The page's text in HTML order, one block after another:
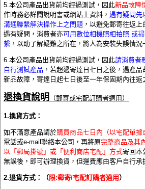
5.本公司產品出貨前均經過測試，因此新品故障
作時務必詳閱說明書或網站上資料， 遇有疑問先
溝通聯繫解決操作上之問題 ，以避免郵寄往返
遇有疑問，消費者亦可用數位相機照相拍照 或
繫 ，以助了解疑難之所在，將人為安裝失誤情況
6.本公司產品出貨前均經過測試，因此請消費者
自行測試產品 ，若超過寄達日七日之後，遇產
新品故障，寄達日起七日後至一年保固期內往返
退換貨說明 （郵寄或宅配訂購者適用）
1.換貨方式：
如不滿意產品請於購買商品七日內（以 宅配單據
電話或e-mail聯絡本公司 ，再將原完整商品及其
以「 郵局掛號」 或 「 便利商店宅配 」方式寄回本
無誤後，即可辦理換貨，但運費應由客戶 自行承
2.退貨方式：（ 限:郵寄/宅配訂購者適用 ）